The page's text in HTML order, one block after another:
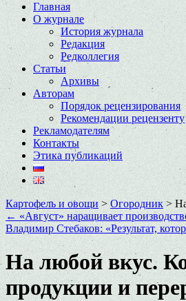
Главная
О журнале
История журнала
Редакция
Редколлегия
Статьи
Архивы
Авторам
Порядок рецензирования
Рекомендации рецензенту
Рекламодателям
Контакты
Этика публикаций
Картофель и овощи > Огородник >
← «Август» наращивает
Владимир Стебаков: «Результат,
На любой вкус.
продукции и